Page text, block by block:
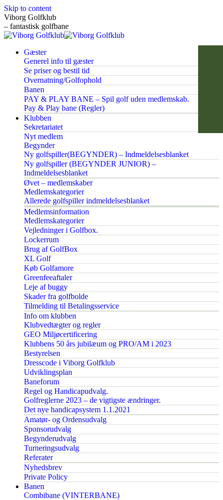
Skip to content
Viborg Golfklub
– fantastisk golfbane
Gæster
Generel info til gæster
Se priser og bestil tid
Overnatning/Golfophold
Banen
PAY & PLAY BANE – Spil golf uden medlemskab.
Pay & Play bane (Regler)
Klubben
Sekretariatet
Nyt medlem
Begynder
Ny golfspiller(BEGYNDER) – Indmeldelsesblanket
Ny golfspiller (BEGYNDER JUNIOR) –
Indmeldelsesblanket
Øvet – medlemskaber
Medlemskategorier
Allerede golfspiller indmeldelsesblanket
Medlemsinformation
Medlemskategorier
Vejledninger i Golfbox.
Lockerrum
Brug af GolfBox
XL Golf
Køb Golfamore
Greenfeeaftaler
Leje af buggy
Skader fra golfbolde
Tilmelding til Betalingsservice
Info om klubben
Klubvedtægter og regler
GEO Miljøcertificering
Klubbens 50 års jubilæum og PRO/AM i 2023
Bestyrelsen
Dresscode i Viborg Golfklub
Udviklingsplan
Baneforum
Regel og Handicapudvalg.
Golfreglerne 2023 – de vigtigste ændringer.
Det nye handicapsystem 1.1.2021
Amatør- og Ordensudvalg
Sponsorudvalg
Begynderudvalg
Turneringsudvalg
Referater
Nyhedsbrev
Private Policy
Banen
Combibane (VINTERBANE)